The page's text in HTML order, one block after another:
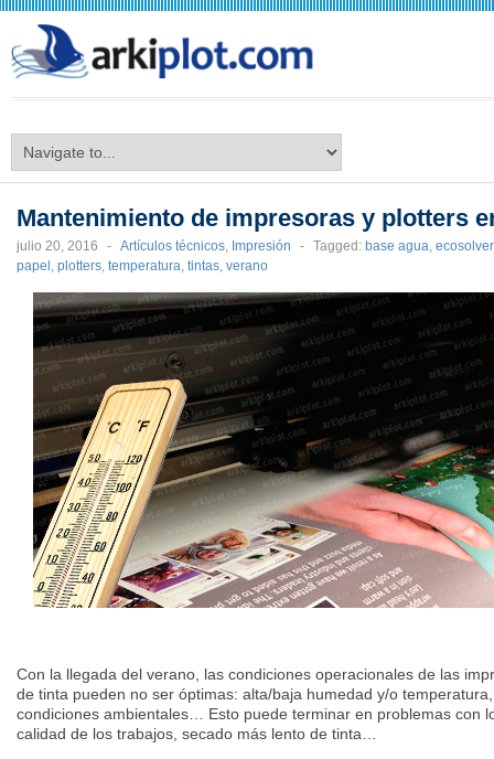
Mantenimiento de impresoras y plotters
julio 20, 2016 - Artículos técnicos, Impresión - Tagged: base agua,
papel , plotters, temperatura, tintas, verano
Con la llegada del verano, las condiciones operacionales de las
de tinta pueden no ser óptimas: alta/baja humedad y/o
condiciones ambientales… Esto puede terminar en problemas con
calidad de los trabajos, secado más lento de tinta…